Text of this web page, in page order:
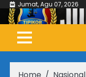
Skip
content
Jumat, Agu 07, 2026